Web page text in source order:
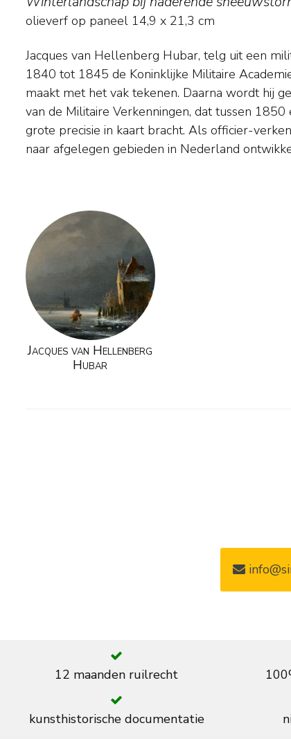
olieverf op paneel 14,9 x 21,3 cm
Jacques van Hellenberg Hubar, telg uit een
1840 tot 1845 de Koninklijke Militaire
maakt met het vak tekenen. Daarna wordt hij
van de Militaire Verkenningen, dat tussen
grote precisie in kaart bracht. Als officier-
naar afgelegen gebieden in Nederland
de ongerepte natuur, die vorm krijgt in tal van
landschappen. Later, als kapitein van het
Haag zet hij in zijn vrije tijd het schilderen en
hij zich tot een veelgevraagd schilder van
wintergezichten. Na 1864 woont de schilder
Jacques van Hellenberg
Hubar
12 maanden ruilrecht
kunsthistorische documentatie